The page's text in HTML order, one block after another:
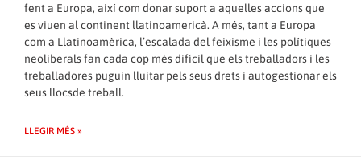
fent a Europa, així com donar suport a aquelles accions que
es viuen al continent llatinoamericà. A més, tant a Europa
com a Llatinoamèrica, l’escalada del feixisme i les polítiques
neoliberals fan cada cop més difícil que els treballadors i les
treballadores puguin lluitar pels seus drets i autogestionar els
seus llocsde treball.
LLEGIR MÉS »